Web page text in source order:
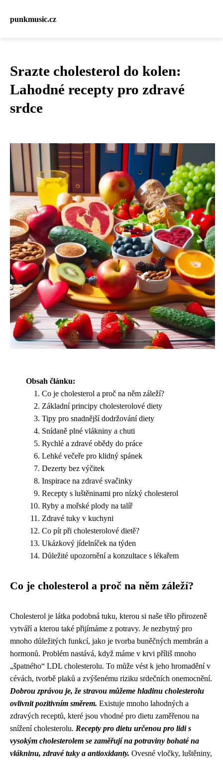
punkmusic.cz
Srazte cholesterol do kolen:
Lahodné recepty pro zdravé
srdce
Obsah článku:
Co je cholesterol a proč na něm záleží?
Základní principy cholesterolové diety
Tipy pro snadnější dodržování diety
Snídaně plné vlákniny a chuti
Rychlé a zdravé obědy do práce
Lehké večeře pro klidný spánek
Dezerty bez výčitek
Inspirace na zdravé svačinky
Recepty s luštěninami pro nízký cholesterol
Ryby a mořské plody na talíř
Zdravé tuky v kuchyni
Co pít při cholesterolové dietě?
Ukázkový jídelníček na týden
Důležité upozornění a konzultace s lékařem
Co je cholesterol a proč na něm záleží?
Cholesterol je látka podobná tuku, kterou si naše tělo přirozeně
vytváří a kterou také přijímáme z potravy. Je nezbytný pro
mnoho důležitých funkcí, jako je tvorba buněčných membrán a
hormonů. Problém nastává, když máme v krvi příliš mnoho
„špatného“ LDL cholesterolu. To může vést k jeho hromadění v
cévách, tvorbě plaků a zvýšenému riziku srdečních onemocnění.
Dobrou zprávou je, že stravou můžeme hladinu cholesterolu
ovlivnit pozitivním směrem. Existuje mnoho lahodných a
zdravých receptů, které jsou vhodné pro dietu zaměřenou na
snížení cholesterolu. Recepty pro dietu určenou pro lidi s
vysokým cholesterolem se zaměřují na potraviny bohaté na
vlákninu, zdravé tuky a antioxidanty. Ovesné vločky, luštěniny,